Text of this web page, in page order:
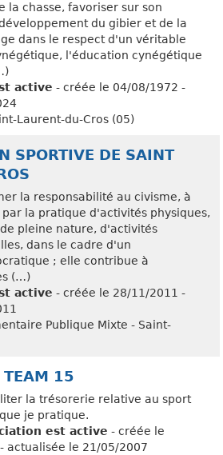
la chasse, favoriser sur son
du gibier et de la
dans le respect d'un véritable
l'éducation cynégétique
active - créée le 04/08/1972 -
Laurent-du-Cros (05)
SPORTIVE DE SAINT
la responsabilité au civisme, à
par la pratique d'activités physiques,
pleine nature, d'activités
dans le cadre d'un
; elle contribue à
(…)
active - créée le 28/11/2011 -
Publique Mixte - Saint-
TEAM 15
la trésorerie relative au sport
je pratique.
est active - créée le
actualisée le 21/05/2007